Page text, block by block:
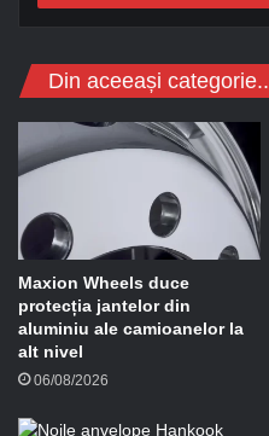
s
d
m
i
Din aceeași
Maxion Wheels duce
protecția jantelor din
aluminiu ale camioanelor la
alt nivel
06/08/2026